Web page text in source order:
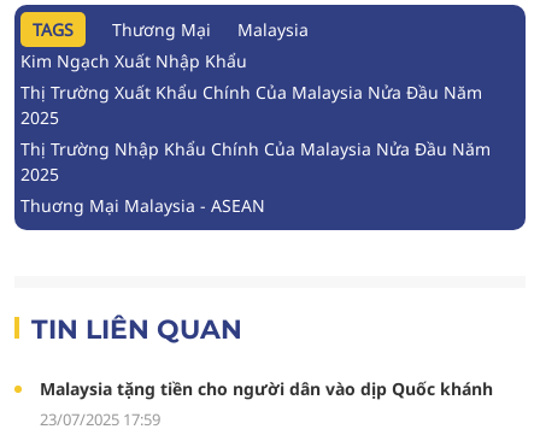
TAGS Thương Mại
Malaysia
Kim Ngạch Xuất Nhập Khẩu
Thị Trường Xuất Khẩu Chính Của Malaysia Nửa Đầu Năm
2025
Thị Trường Nhập Khẩu Chính Của Malaysia Nửa Đầu Năm
2025
Thuơng Mại Malaysia - ASEAN
TIN LIÊN QUAN
Malaysia tặng tiền cho người dân vào dịp Quốc khánh
23/07/2025 17:59